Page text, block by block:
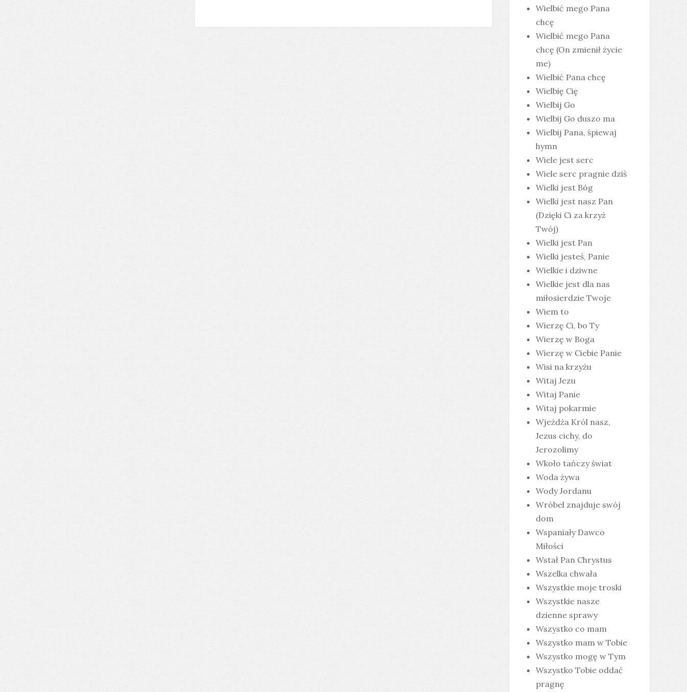
Wielbić mego Pana
chcę
Wielbić mego Pana
chcę (On zmienił życie
me)
Wielbić Pana chcę
Wielbię Cię
Wielbij Go
Wielbij Go duszo ma
Wielbij Pana, śpiewaj
hymn
Wiele jest serc
Wiele serc pragnie dziś
Wielki jest Bóg
Wielki jest nasz Pan
(Dzięki Ci za krzyż
Twój)
Wielki jest Pan
Wielki jesteś, Panie
Wielkie i dziwne
Wielkie jest dla nas
miłosierdzie Twoje
Wiem to
Wierzę Ci, bo Ty
Wierzę w Boga
Wierzę w Ciebie Panie
Wisi na krzyżu
Witaj Jezu
Witaj Panie
Witaj pokarmie
Wjeżdża Król nasz,
Jezus cichy, do
Jerozolimy
Wkoło tańczy świat
Woda żywa
Wody Jordanu
Wróbel znajduje swój
dom
Wspaniały Dawco
Miłości
Wstał Pan Chrystus
Wszelka chwała
Wszystkie moje troski
Wszystkie nasze
dzienne sprawy
Wszystko co mam
Wszystko mam w Tobie
Wszystko mogę w Tym
Wszystko Tobie oddać
pragnę